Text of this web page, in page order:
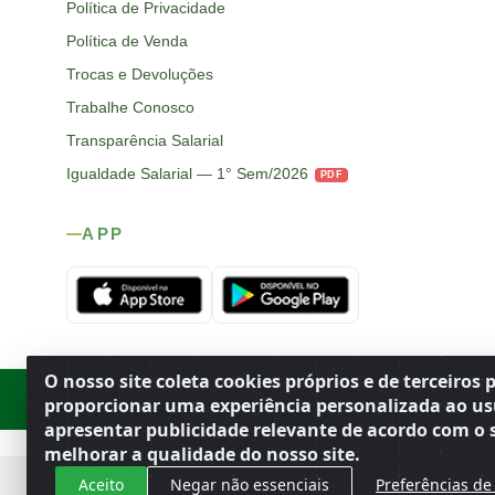
O nosso site coleta cookies próprios e de terceiros
proporcionar uma experiência personalizada ao
apresentar publicidade relevante de acordo com o
melhorar a qualidade do nosso site.
Aceito Negar não essenciais Preferências de
Política de Privacidade
Política de Venda
Trocas e Devoluções
Trabalhe Conosco
Transparência Salarial
Igualdade Salarial — 1° Sem/2026
PDF
APP
Rod. SP-215, s/n, km 98 — Área Rural Porto Ferreira/ ·